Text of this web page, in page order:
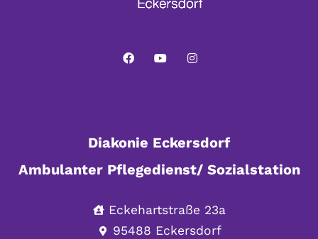
Diakonie Eckersdorf
Ambulanter Pflegedienst/ Sozialstation
Eckehartstraße 23a
95488 Eckersdorf